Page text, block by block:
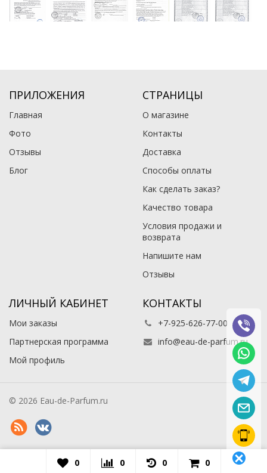
ПРИЛОЖЕНИЯ
Главная
Фото
Отзывы
Блог
СТРАНИЦЫ
О магазине
Контакты
Доставка
Способы оплаты
Как сделать заказ?
Качество товара
Условия продажи и
возврата
Напишите нам
Отзывы
ЛИЧНЫЙ КАБИНЕТ
Мои заказы
Партнерская программа
Мой профиль
КОНТАКТЫ
+7-925-626-77-00
info@eau-de-parfum.ru
© 2026 Eau-de-Parfum.ru
0 0 0 0